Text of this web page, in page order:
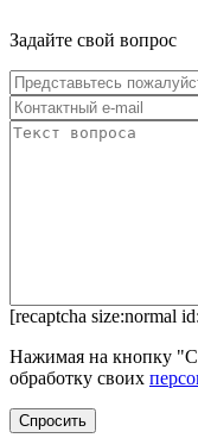
Задайте свой вопрос
[recaptcha size:normal
Нажимая на кнопку
обработку своих